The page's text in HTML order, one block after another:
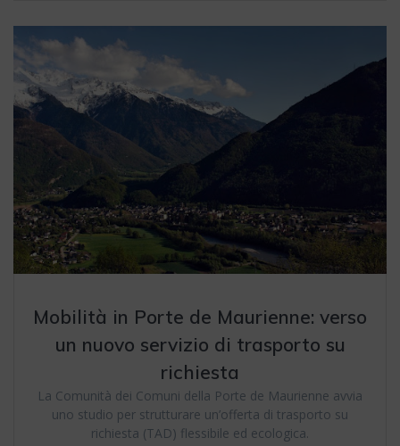
Mobilità in Porte de Maurienne: verso
un nuovo servizio di trasporto su
richiesta
La Comunità dei Comuni della Porte de Maurienne avvia
uno studio per strutturare un’offerta di trasporto su
richiesta (TAD) flessibile ed ecologica.